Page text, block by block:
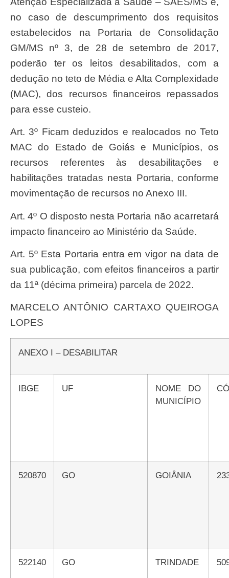
no caso de descumprimento dos requisitos
estabelecidos na Portaria de Consolidação
GM/MS nº 3, de 28 de setembro de 2017,
poderão ter os leitos desabilitados, com a
dedução no teto de Média e Alta Complexidade
(MAC), dos recursos financeiros repassados
para esse custeio.
Art. 3º Ficam deduzidos e realocados no Teto
MAC do Estado de Goiás e Municípios, os
recursos referentes às desabilitações e
habilitações tratadas nesta Portaria, conforme
movimentação de recursos no Anexo III.
Art. 4º O disposto nesta Portaria não acarretará
impacto financeiro ao Ministério da Saúde.
Art. 5º Esta Portaria entra em vigor na data de
sua publicação, com efeitos financeiros a partir
da 11ª (décima primeira) parcela de 2022.
MARCELO ANTÔNIO CARTAXO QUEIROGA
LOPES
ANEXO I – DESABILITAR
IBGE UF
NOME DO
MUNICÍPIO
520870 GO GOIÂNIA
522140 GO TRINDADE